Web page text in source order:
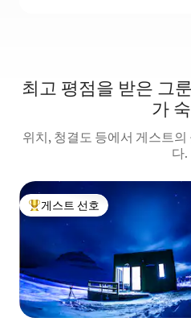
최고 평점을 받은 그
가
위치, 청결도 등에서 게스트
다.
상위 게스트 선호
게스트 선호